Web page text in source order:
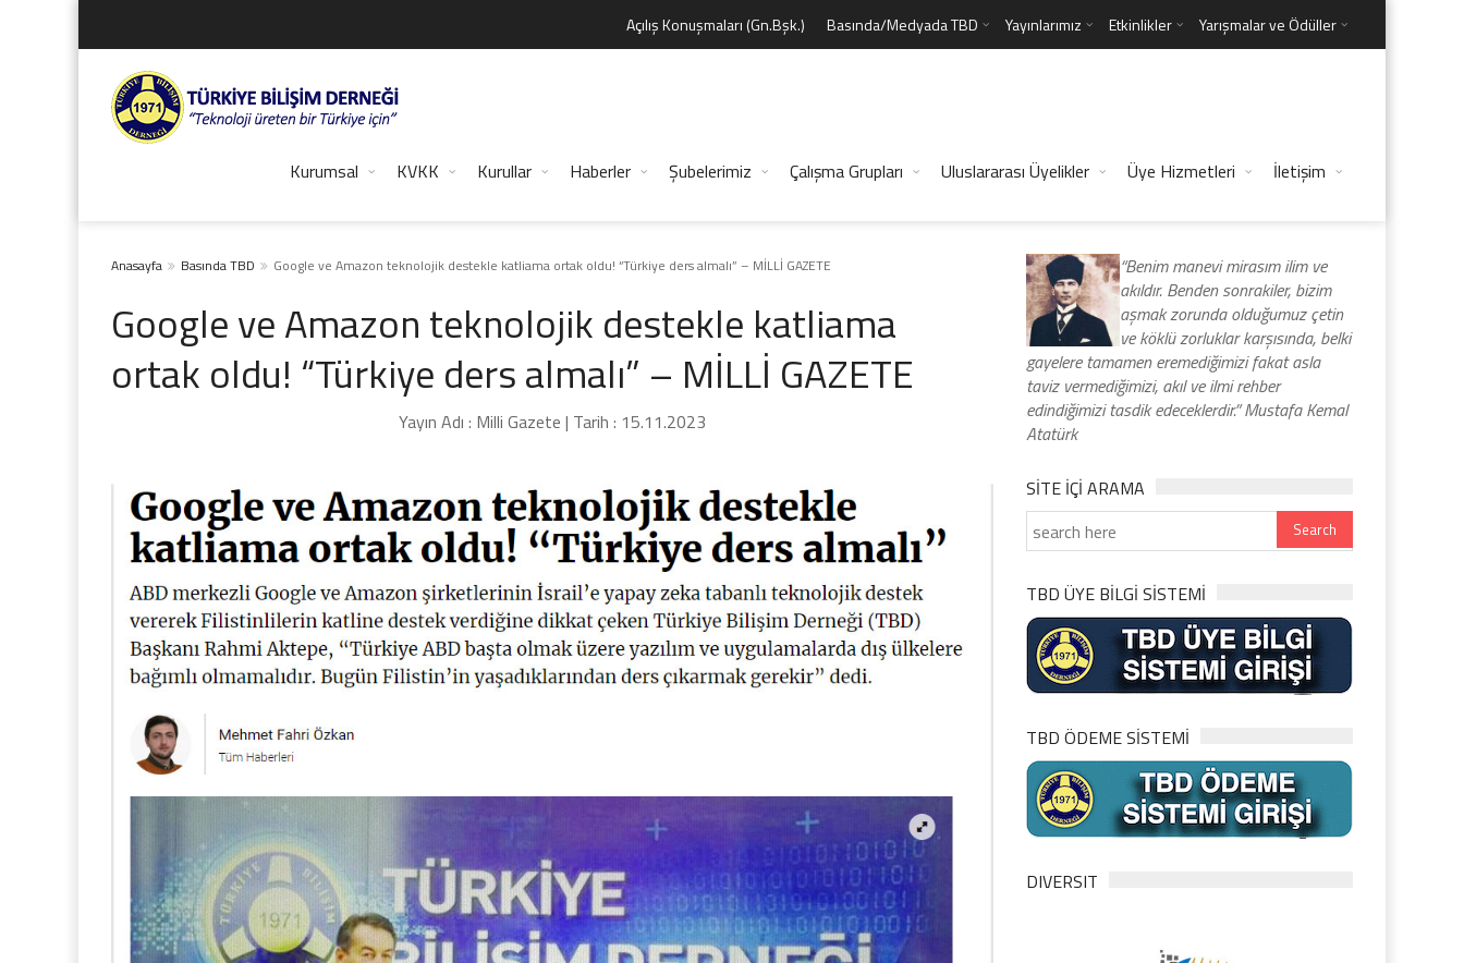
Açılış Konuşmaları (Gn.Bşk.) Basında/Medyada TBD Yayınlarımız Etkinlikler Yarışmalar ve Ödüller
Kurumsal KVKK Kurullar Haberler Şubelerimiz Çalışma Grupları Uluslararası Üyelikler Üye Hizmetleri İletişim
Anasayfa Basında TBD Google ve Amazon teknolojik destekle katliama ortak oldu! “Türkiye ders almalı” – MİLLİ GAZETE
Google ve Amazon teknolojik destekle katliama
ortak oldu! “Türkiye ders almalı” – MİLLİ GAZETE
Yayın Adı : Milli Gazete | Tarih : 15.11.2023
“Benim manevi mirasım ilim ve
akıldır. Benden sonrakiler, bizim
aşmak zorunda olduğumuz çetin
ve köklü zorluklar karşısında, belki
gayelere tamamen eremediğimizi fakat asla
taviz vermediğimizi, akıl ve ilmi rehber
edindiğimizi tasdik edeceklerdir.” Mustafa Kemal
Atatürk
SITE IÇI ARAMA
TBD ÜYE BİLGİ SİSTEMİ
TBD ÖDEME SİSTEMİ
DIVERSIT